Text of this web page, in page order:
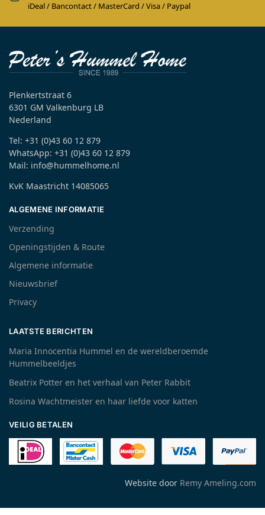
iDeal / Bancontact / MasterCard / Visa / Paypal
Plenkertstraat 6
6301 GM Valkenburg LB
Nederland
Tel: +31 (0)43 60 12 879
WhatsApp: +31 (0)43 60 12 879
Mail: info@hummelhome.nl
KvK Maastricht 14085065
ALGEMENE INFORMATIE
Verzending
Openingstijden & Route
Algemene informatie
Nieuwsbrief
Privacy
LAATSTE BERICHTEN
Maria Innocentia Hummel en de wereldberoemde
Hummelbeeldjes
Beatrix Potter en het verhaal van Peter Rabbit
Rosina Wachtmeister en haar liefde voor katten
VEILIG BETALEN
Website door Remy Ameling.com